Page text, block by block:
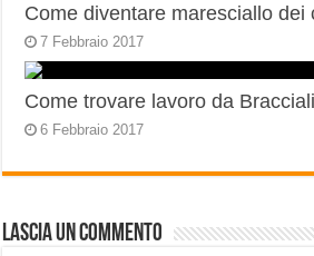
Come diventare maresciallo dei
7 Febbraio 2017
Come trovare lavoro da
6 Febbraio 2017
Lascia un commento